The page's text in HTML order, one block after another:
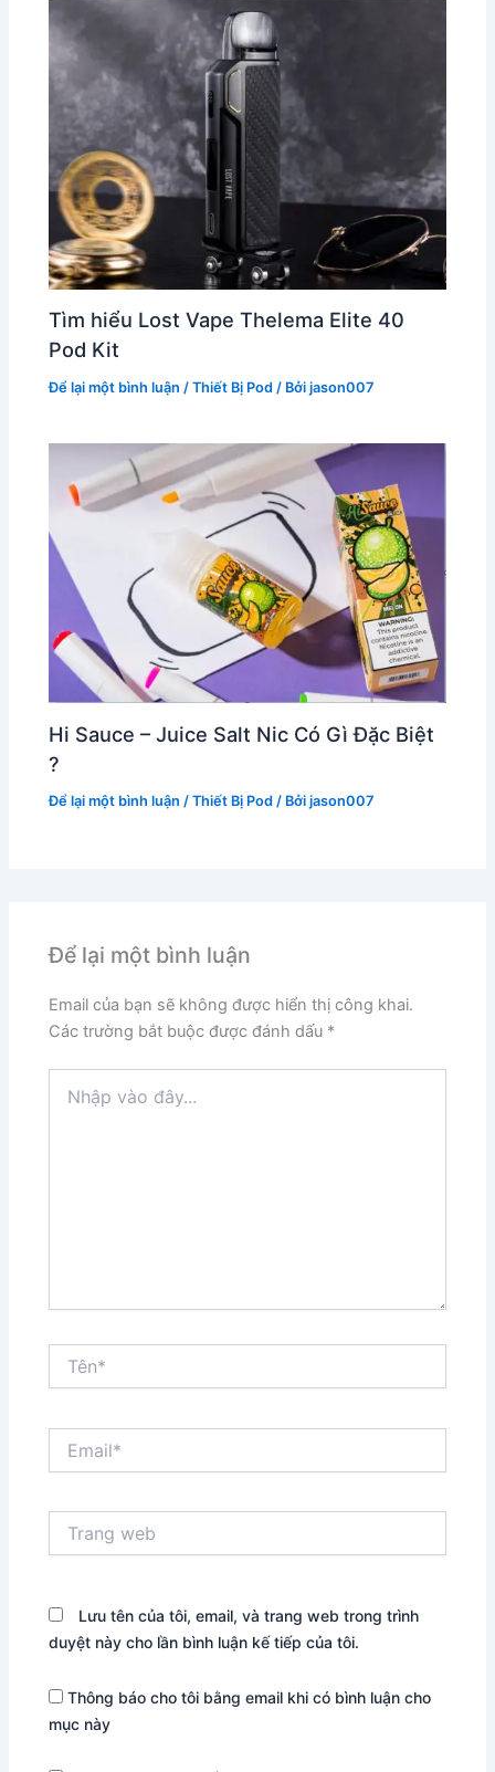
Tìm hiểu Lost Vape Thelema Elite 40
Pod Kit
Để lại một bình luận /Thiết Bị Pod / Bởijason007
Hi Sauce – Juice Salt Nic Có Gì Đặc Biệt
?
Để lại một bình luận /Thiết Bị Pod / Bởijason007
Để lại một bình luận
Email của bạn sẽ không được hiển thị công khai.
Các trường bắt buộc được đánh dấu *
vào
web
Lưu tên của tôi, email, và trang web trong trình
duyệt này cho lần bình luận kế tiếp của tôi.
Thông báo cho tôi bằng email khi có bình luận cho
mục này